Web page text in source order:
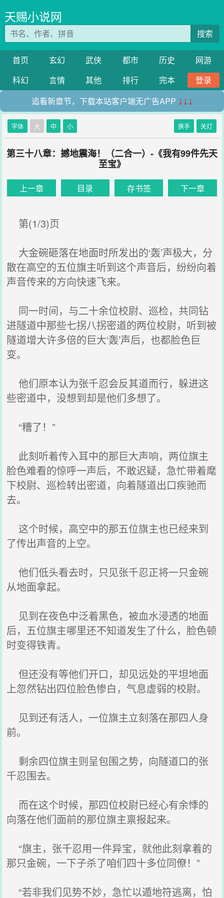
天赐小说网
搜索
首页 玄幻 武侠 都市 历史
网游
科幻
言情 其他 排行 完本
登录
追看新章节，下载本站客户端无广告APP ↓↓↓
字体 大 中 小 换手 关灯
第三十八章：撼地震海！（二合一）-《我有99件先天
至宝》
上一章 目录 存书签 下一章
第(1/3)页
大金碗砸落在地面时所发出的‘轰’声极大，分
散在高空的五位旗主听到这个声音后，纷纷向着
声音传来的方向快速飞来。
同一时间，与二十余位校尉、巡检，共同钻
进隧道中那些七拐八拐密道的两位校尉，听到被
隧道增大许多倍的巨大‘轰’声后，也都脸色巨
变。
他们原本认为张千忍会反其道而行，躲进这
些密道中，没想到却是他们多想了。
“糟了！”
此刻听着传入耳中的那巨大声响，两位旗主
脸色难看的惊呼一声后，不敢迟疑，急忙带着麾
下校尉、巡检转出密道，向着隧道出口疾驰而
去。
这个时候，高空中的那五位旗主也已经来到
了传出声音的上空。
他们低头看去时，只见张千忍正将一只金碗
从地面拿起。
见到在夜色中泛着黑色，被血水浸透的地面
后，五位旗主哪里还不知道发生了什么，脸色顿
时变得铁青。
但还没有等他们开口，却见远处的平坦地面
上忽然钻出四位脸色惨白，气息虚弱的校尉。
见到还有活人，一位旗主立刻落在那四人身
前。
剩余四位旗主则呈包围之势，向隧道口的张
千忍围去。
而在这个时候，那四位校尉已经心有余悸的
向落在他们面前的那位旗主禀报起来。
“旗主，张千忍用一件异宝，就他此刻拿着的
那只金碗，一下子杀了咱们四十多位同僚！”
“若非我们见势不妙，急忙以遁地符逃离，怕